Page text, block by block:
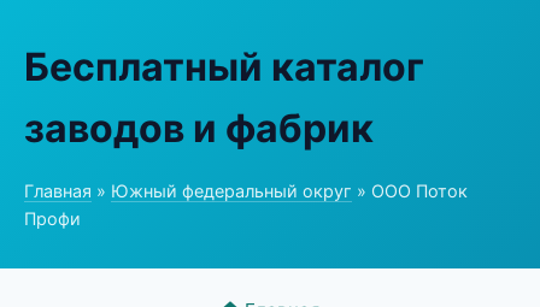
Бесплатный каталог
заводов и фабрик
Главная » Южный федеральный округ » ООО Поток
Профи